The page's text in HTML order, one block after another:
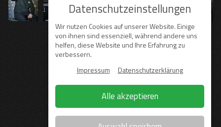
Datenschutzeinstellungen
Wir nutzen Cookies auf unserer Website. Einige
von ihnen sind essenziell, während andere uns
helfen, diese Website und Ihre Erfahrung zu
verbessern.
Impressum
Datenschutzerklärung
Alle akzeptieren